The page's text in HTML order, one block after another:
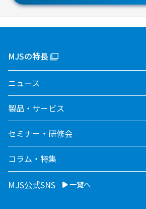
MJSの特長
ニュース
製品・サービス
セミナー・研修会
コラム・特集
MJS公式SNS 一覧へ